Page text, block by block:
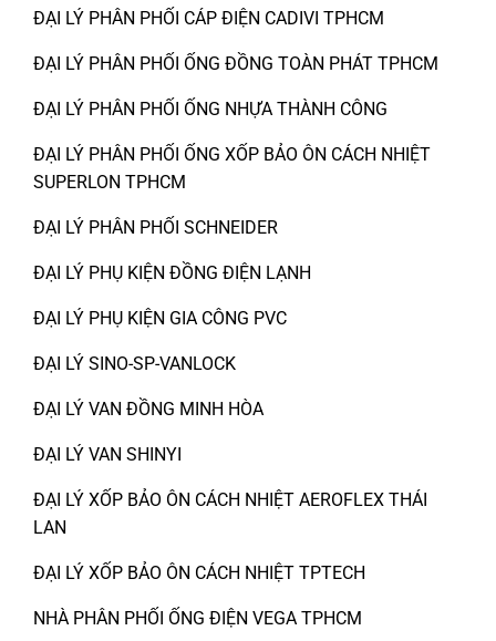
ĐẠI LÝ PHÂN PHỐI CÁP ĐIỆN CADIVI TPHCM
ĐẠI LÝ PHÂN PHỐI ỐNG ĐỒNG TOÀN PHÁT TPHCM
ĐẠI LÝ PHÂN PHỐI ỐNG NHỰA THÀNH CÔNG
ĐẠI LÝ PHÂN PHỐI ỐNG XỐP BẢO ÔN CÁCH NHIỆT
SUPERLON TPHCM
ĐẠI LÝ PHÂN PHỐI SCHNEIDER
ĐẠI LÝ PHỤ KIỆN ĐỒNG ĐIỆN LẠNH
ĐẠI LÝ PHỤ KIỆN GIA CÔNG PVC
ĐẠI LÝ SINO-SP-VANLOCK
ĐẠI LÝ VAN ĐỒNG MINH HÒA
ĐẠI LÝ VAN SHINYI
ĐẠI LÝ XỐP BẢO ÔN CÁCH NHIỆT AEROFLEX THÁI
LAN
ĐẠI LÝ XỐP BẢO ÔN CÁCH NHIỆT TPTECH
NHÀ PHÂN PHỐI ỐNG ĐIỆN VEGA TPHCM